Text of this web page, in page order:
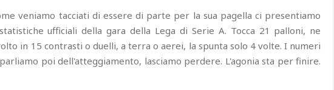
veniamo tacciati di essere di parte per la sua pagella ci presentiamo
ufficiali della gara della Lega di Serie A. Tocca 21 palloni, ne
in 15 contrasti o duelli, a terra o aerei, la spunta solo 4 volte. I numeri
poi dell'atteggiamento, lasciamo perdere. L'agonia sta per finire.